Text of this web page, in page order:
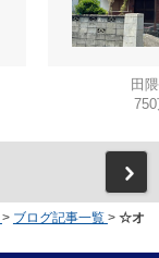
田
> ブログ記事一覧 > ☆オ